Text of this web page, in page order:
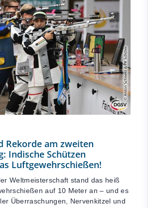
Rekorde am zweiten
Indische Schützen
Luftgewehrschießen!
Weltmeisterschaft stand das heiß
auf 10 Meter an – und es
Überraschungen, Nervenkitzel und